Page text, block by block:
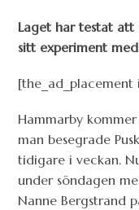
Laget har testat att
sitt experiment
[the_ad_placement
Hammarby
man besegrade
tidigare i veckan.
under söndagen
Nanne Bergstrand